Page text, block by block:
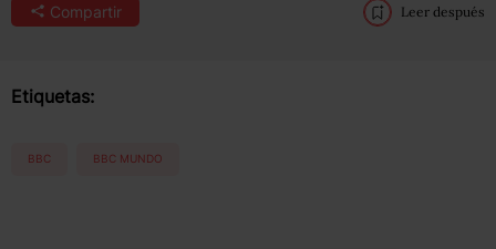
Compartir Leer después
Etiquetas:
BBC BBC MUNDO